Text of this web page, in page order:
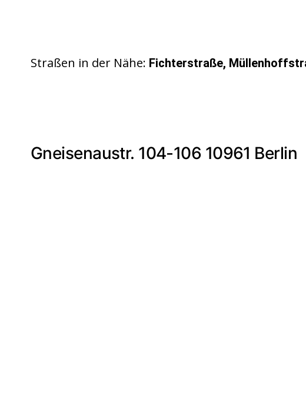
Straßen in der Nähe: Fichterstraße,
Gneisenaustr. 104-106 10961 Berlin